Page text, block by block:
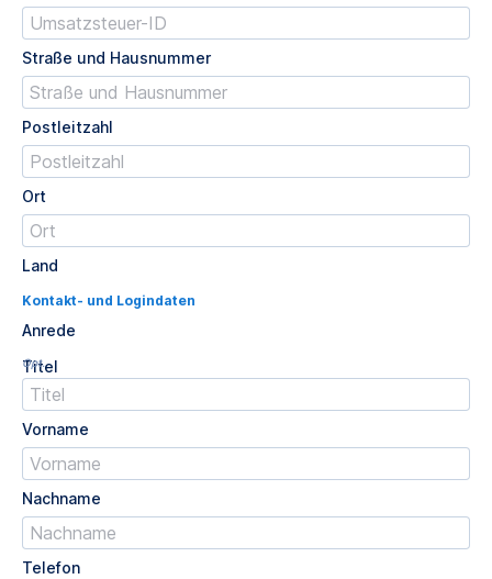
Straße und Hausnummer
Postleitzahl
Ort
Land
Kontakt- und Logindaten
Anrede
Titel
Opt.
Vorname
Nachname
Telefon